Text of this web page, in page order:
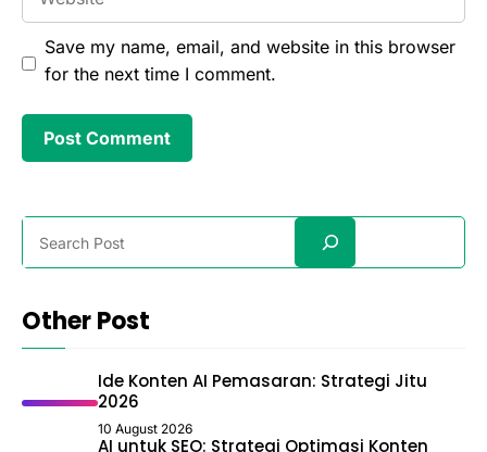
Save my name, email, and website in this browser
for the next time I comment.
Other Post
Ide Konten AI Pemasaran: Strategi Jitu
2026
10 August 2026
AI untuk SEO: Strategi Optimasi Konten